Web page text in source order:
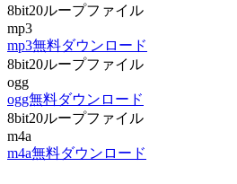
8bit20ループファイル
mp3
mp3無料ダウンロード
8bit20ループファイル
ogg
ogg無料ダウンロード
8bit20ループファイル
m4a
m4a無料ダウンロード